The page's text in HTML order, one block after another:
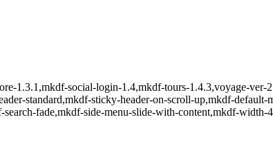
1.3.1,mkdf-social-login-1.4,mkdf-tours-1.4.3,voyage-
standard,mkdf-sticky-header-on-scroll-up,mkdf-
fade,mkdf-side-menu-slide-with-content,mkdf-